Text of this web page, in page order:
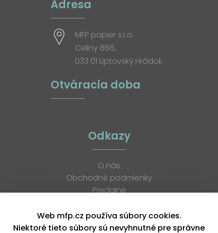
Adresa
MFP papier s.r.o.
Celiny 866,
033 01 Liptovský Hrádok
Otváracia doba
Odkazy
O nás
Obchodné podmienky
Predajne
K stiahnutiu
Blog
Web mfp.cz používa súbory cookies.
Niektoré tieto súbory sú nevyhnutné pre správne